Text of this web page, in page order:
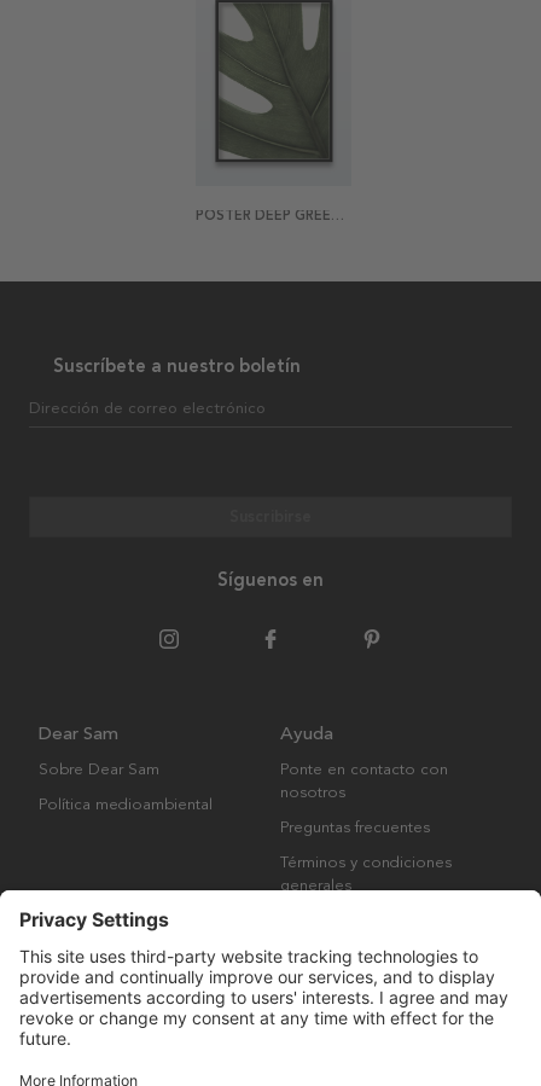
POSTER DEEP GREEN MONSTERA
Suscríbete a nuestro boletín
Dirección de correo electrónico
Síguenos en
Dear Sam
Sobre Dear Sam
Política medioambiental
Ayuda
Ponte en contacto con
nosotros
Preguntas frecuentes
Términos y condiciones
generales
Derechos de autor © Many Brands AB 2023. Todos los derechos